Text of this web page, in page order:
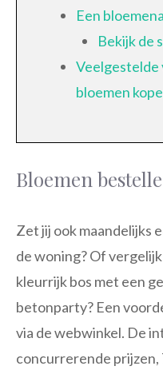
Een
Bekijk de
Veelgestelde
bloemen
Bloemen
Zet jij ook maandelijks
de woning? Of
kleurrijk bos met een
betonparty? Een
via de webwinkel. De
concurrerende prijzen,